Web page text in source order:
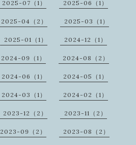
2025-07（1） 2025-06（1）
2025-04（2） 2025-03（1）
2025-01（1） 2024-12（1）
2024-09（1） 2024-08（2）
2024-06（1） 2024-05（1）
2024-03（1） 2024-02（1）
2023-12（2） 2023-11（2）
2023-09（2） 2023-08（2）